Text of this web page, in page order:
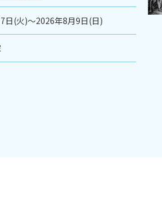
日(火)～2026年8月9日(日)